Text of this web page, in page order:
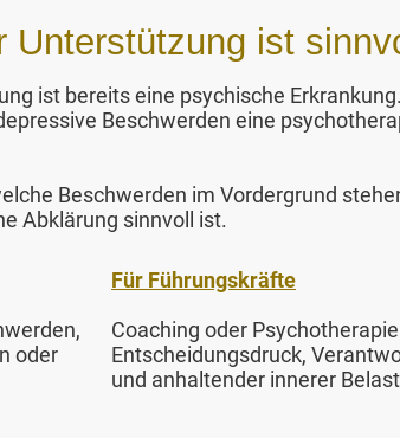
Unterstützung ist
ist bereits eine psychische
Beschwerden eine
Beschwerden im Vordergrund
Abklärung sinnvoll ist.
oder
Für Führungskräfte
Coaching oder
Entscheidungsdruck,
und anhaltender innerer